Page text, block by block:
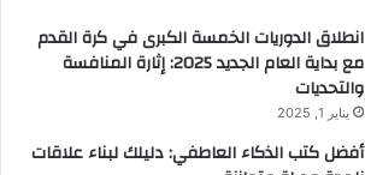
انطلاق الدوريات الخمسة الكبرى في كرة القدم
مع بداية العام الجديد 2025: إثارة المنافسة
والتحديات
يناير 1, 2025
أفضل كتب الذكاء العاطفي: دليلك لبناء علاقات